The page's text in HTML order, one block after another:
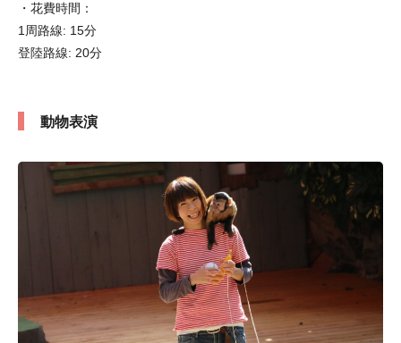
・花費時間：
1周路線: 15分
登陸路線: 20分
動物表演